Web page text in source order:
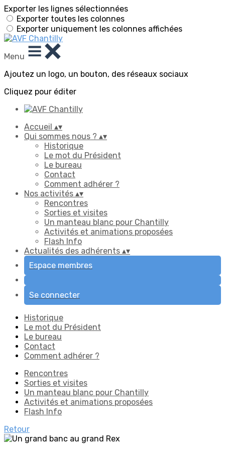
Exporter les lignes sélectionnées
Exporter toutes les colonnes
Exporter uniquement les colonnes affichées
Menu
Ajoutez un logo, un bouton, des réseaux sociaux
Cliquez pour éditer
Accueil ▴▾
Qui sommes nous ? ▴▾
Historique
Le mot du Président
Le bureau
Contact
Comment adhérer ?
Nos activités ▴▾
Rencontres
Sorties et visites
Un manteau blanc pour Chantilly
Activités et animations proposées
Flash Info
Actualités des adhérents ▴▾
Espace membres
Se connecter
Historique
Le mot du Président
Le bureau
Contact
Comment adhérer ?
Rencontres
Sorties et visites
Un manteau blanc pour Chantilly
Activités et animations proposées
Flash Info
Retour